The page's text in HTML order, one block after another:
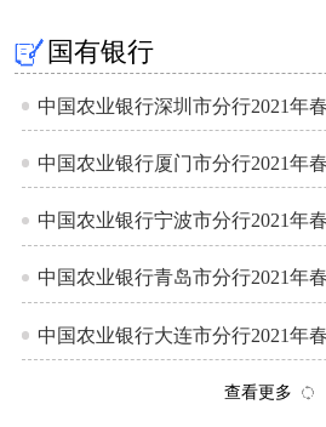
国有银行
中国农业银行深圳市分行2021年
中国农业银行厦门市分行2021年
中国农业银行宁波市分行2021年
中国农业银行青岛市分行2021年
中国农业银行大连市分行2021年
查看更多